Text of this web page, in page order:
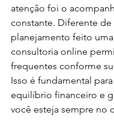
atenção foi o
constante. Diferente de
planejamento feito uma
consultoria online
frequentes conforme
Isso é fundamental
equilíbrio financeiro e
você esteja sempre no